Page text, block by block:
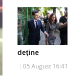
deține
05 August 16:41